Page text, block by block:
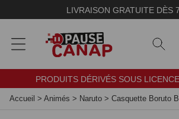
LIVRAISON GRATUITE DÈS
PRODUITS DÉRIVÉS SOUS
Accueil > Animés > Naruto > Casquette Boruto
Panneau de gestion des cookies